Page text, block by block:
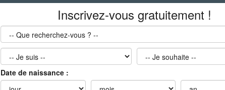
Inscrivez-vous gratuitement !
Que
recherchez-
vous
Je
suis
Je
souhaite
Date de naissance :
jour
mois an